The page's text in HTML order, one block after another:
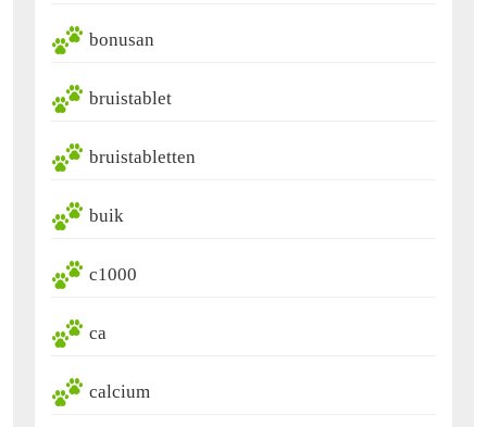
bonusan
bruistablet
bruistabletten
buik
c1000
ca
calcium